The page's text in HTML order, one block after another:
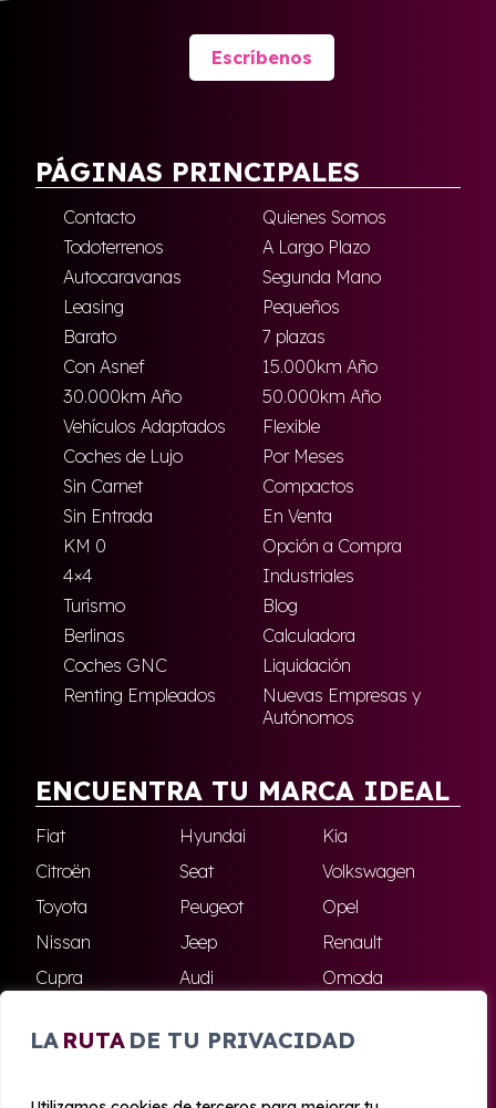
LA RUTA DE TU PRIVACIDAD
Escríbenos
PÁGINAS PRINCIPALES
Contacto
Quienes Somos
Todoterrenos
A Largo Plazo
Autocaravanas
Segunda Mano
Leasing
Pequeños
Barato
7 plazas
Con Asnef
15.000km Año
30.000km Año
50.000km Año
Vehículos Adaptados
Flexible
Coches de Lujo
Por Meses
Sin Carnet
Compactos
Sin Entrada
En Venta
KM 0
Opción a Compra
4×4
Industriales
Turismo
Blog
Berlinas
Calculadora
Coches GNC
Liquidación
Renting Empleados
Nuevas Empresas y
Autónomos
ENCUENTRA TU MARCA IDEAL
Fiat Hyundai
Kia
Citroën
Seat
Volkswagen
Toyota
Peugeot
Opel
Nissan
Jeep
Renault
Cupra
Audi
Omoda
Skoda
Ford Todas las marcas